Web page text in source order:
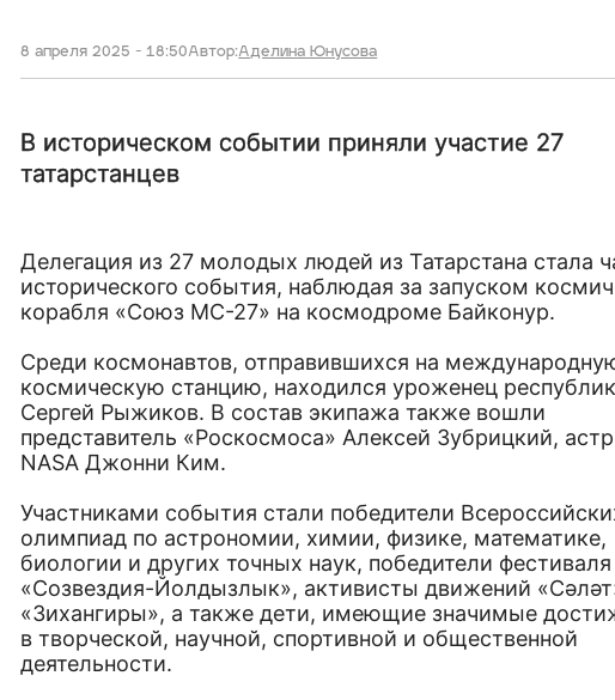
8 апреля 2025 - 18:50Автор:Аделина Юнусова
В историческом событии приняли участие 27
татарстанцев
Делегация из 27 молодых людей из Татарстана стала
исторического события, наблюдая за запуском
корабля «Союз МС-27» на космодроме Байконур.
Среди космонавтов, отправившихся на
космическую станцию, находился уроженец
Сергей Рыжиков. В состав экипажа также вошли
представитель «Роскосмоса» Алексей Зубрицкий,
NASA Джонни Ким.
Участниками события стали победители
олимпиад по астрономии, химии, физике, математике,
биологии и других точных наук, победители фестиваля
«Созвездия-Йолдызлык», активисты движений
«Зихангиры», а также дети, имеющие значимые
в творческой, научной, спортивной и общественной
деятельности.